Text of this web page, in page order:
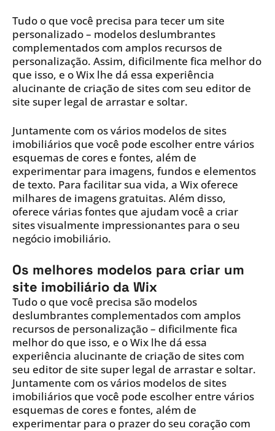
Tudo o que você precisa para tecer um site
personalizado – modelos deslumbrantes
complementados com amplos recursos de
personalização. Assim, dificilmente fica melhor do
que isso, e o Wix lhe dá essa experiência
alucinante de criação de sites com seu editor de
site super legal de arrastar e soltar.
Juntamente com os vários modelos de sites
imobiliários que você pode escolher entre vários
esquemas de cores e fontes, além de
experimentar para imagens, fundos e elementos
de texto. Para facilitar sua vida, a Wix oferece
milhares de imagens gratuitas. Além disso,
oferece várias fontes que ajudam você a criar
sites visualmente impressionantes para o seu
negócio imobiliário.
Os melhores modelos para criar um
site imobiliário da Wix
Tudo o que você precisa são modelos
deslumbrantes complementados com amplos
recursos de personalização – dificilmente fica
melhor do que isso, e o Wix lhe dá essa
experiência alucinante de criação de sites com
seu editor de site super legal de arrastar e soltar.
Juntamente com os vários modelos de sites
imobiliários que você pode escolher entre vários
esquemas de cores e fontes, além de
experimentar para o prazer do seu coração com